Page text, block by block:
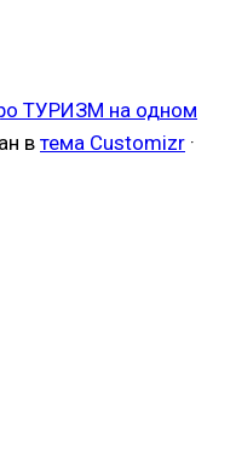
ТУРИЗМ на одном
в тема Customizr ·